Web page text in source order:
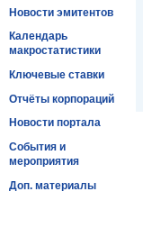
Новости эмитентов
Календарь
макростатистики
Ключевые ставки
Отчёты корпораций
Новости портала
События и
мероприятия
Доп. материалы